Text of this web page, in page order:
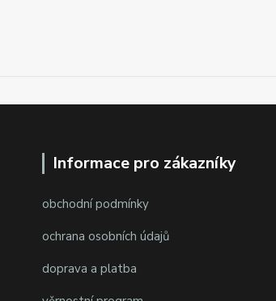
Informace pro zákazníky
obchodní podmínky
ochrana osobních údajů
doprava a platba